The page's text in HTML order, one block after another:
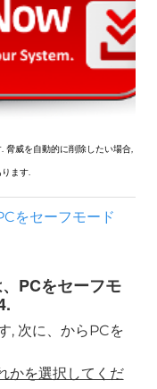
脅威を自動的に削除したい場合,
ます.
をセーフモード
PCをセーフモ
, 次に、からPCを
かを選択してくだ